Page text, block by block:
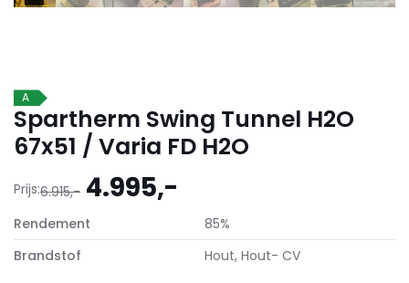
A
Spartherm Swing Tunnel H2O
67x51 / Varia FD H2O
Prijs:6.915,- Oorspronkelijke
prijs
was:
4.995,-
prijs
is:
4.995,-.
Rendement
85%
Brandstof
Hout, Hout- CV